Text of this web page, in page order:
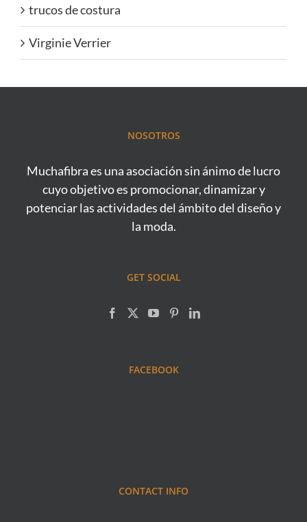
trucos de costura
Virginie Verrier
NOSOTROS
Muchafibra es una asociación sin ánimo de lucro
cuyo objetivo es promocionar, dinamizar y
potenciar las actividades del ámbito del diseño y
la moda.
GET SOCIAL
FACEBOOK
CONTACT INFO